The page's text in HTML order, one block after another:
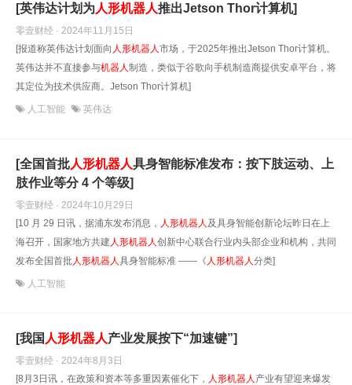
[英伟达计划为人形机器人推出Jetson Thor计算机]
零壹财经 · 2024年11月15日
[报道称英伟达计划面向 人形机器人市场，于2025年推出Jetson Thor计算机。
英伟达并不直接参与机器人制造，类似于谷歌向手机制造商提供安卓平台，将
其定位为技术供应商。Jetson Thor计算机]
人工智能 英伟达
[全国首批人形机器人具身智能标准发布：按下肢运动、上
肢作业等分 4 个等级]
零壹财经 · 2024年10月29日
[10 月 29 日讯，据浦东发布消息， 人形机器人 及具身智能创新论坛昨日在上
海召开，国家地方共建 人形机器人创新中心联合行业内头部企业和机构，共同
发布全国首批人形机器人具身智能标准 ——《 人形机器人分类]
人工智能
[我国 人形机器人产业发展按下“加速键”]
零壹财经 · 2024年8月3日
[8月3日讯，在政策和资本等多重因素催化下， 人形机器人 产业有望迎来爆发